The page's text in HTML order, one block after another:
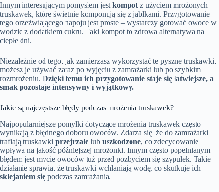
Innym interesującym pomysłem jest kompot z użyciem mrożonych
truskawek, które świetnie komponują się z jabłkami. Przygotowanie
tego orzeźwiającego napoju jest proste – wystarczy gotować owoce w
wodzie z dodatkiem cukru. Taki kompot to zdrowa alternatywa na
ciepłe dni.
Niezależnie od tego, jak zamierzasz wykorzystać te pyszne truskawki,
możesz je używać zaraz po wyjęciu z zamrażarki lub po szybkim
rozmrożeniu. Dzięki temu ich przygotowanie staje się łatwiejsze, a
smak pozostaje intensywny i wyjątkowy.
Jakie są najczęstsze błędy podczas mrożenia truskawek?
Najpopularniejsze pomyłki dotyczące mrożenia truskawek często
wynikają z błędnego doboru owoców. Zdarza się, że do zamrażarki
trafiają truskawki przejrzałe lub uszkodzone, co zdecydowanie
wpływa na jakość późniejszej mrożonki. Innym często popełnianym
błędem jest mycie owoców tuż przed pozbyciem się szypułek. Takie
działanie sprawia, że truskawki wchłaniają wodę, co skutkuje ich
sklejaniem się podczas zamrażania.